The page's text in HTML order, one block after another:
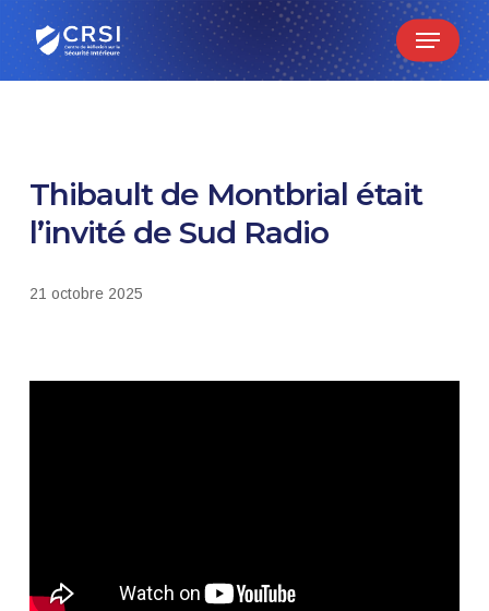
Skip
to
main
Menu
Thibault de Montbrial était
l’invité de Sud Radio
21 octobre 2025